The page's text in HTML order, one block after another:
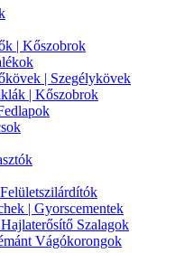
| Kőszobrok
| Szegélykövek
| Kőszobrok
| Gyorscementek
Szalagok
Vágókorongok